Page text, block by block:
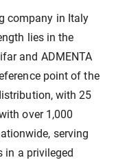
company in Italy
lies in the
and ADMENTA
point of the
with 25
over 1,000
serving
in a privileged